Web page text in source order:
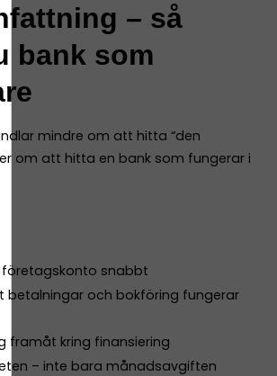
– så
bank som
mindre om att hitta “den
om att hitta en bank som fungerar i
snabbt
betalningar och bokföring fungerar
framåt kring finansiering
– inte bara månadsavgiften